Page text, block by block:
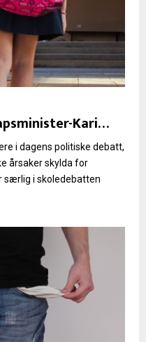
Kari…
i dagens politiske debatt,
årsaker skylda for
særlig i skoledebatten